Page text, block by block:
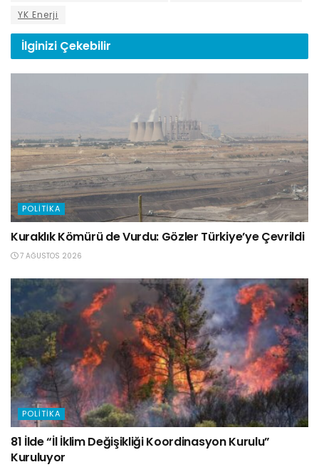
YK Enerji
İlginizi Çekebilir
POLITIKA
Kuraklık Kömürü de Vurdu: Gözler Türkiye’ye Çevrildi
7 AĞUSTOS 2026
POLITIKA
81 İlde “İl İklim Değişikliği Koordinasyon Kurulu”
Kuruluyor